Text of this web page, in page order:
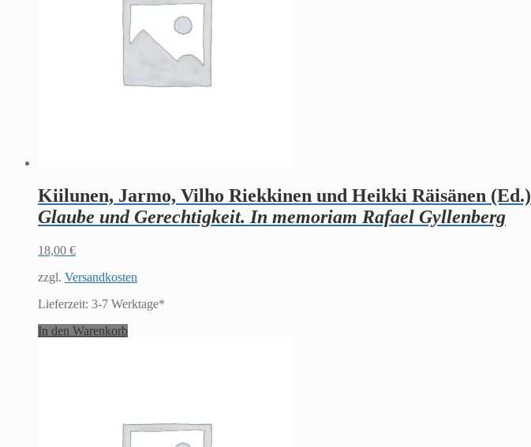
Kiilunen, Jarmo, Vilho Riekkinen und Heikki Räisänen (Ed.)
Glaube und Gerechtigkeit. In memoriam Rafael Gyllenberg
18,00 €
zzgl. Versandkosten
Lieferzeit: 3-7 Werktage*
In den Warenkorb